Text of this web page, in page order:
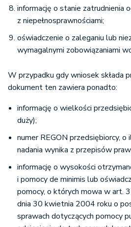
informację o stanie zatrudnienia
z niepełnosprawnościami;
oświadczenie o zaleganiu lub
wymagalnymi zobowiązaniami
W przypadku gdy wniosek składa
dokument ten zawiera ponadto:
informację o wielkości
duży);
numer REGON przedsiębiorcy,
nadania wynika z przepisów
informację o wysokości
i pomocy de minimis lub
pomocy, o których mowa w art.
dnia 30 kwietnia 2004 roku o
sprawach dotyczących pomocy